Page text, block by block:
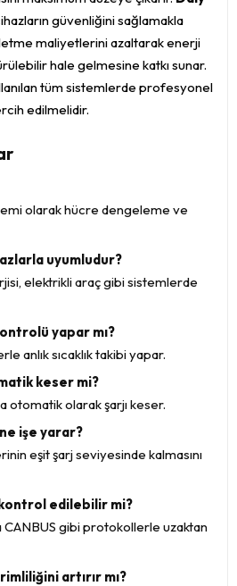
güvenliğini sağlamakla
maliyetlerini azaltarak enerji
hale gelmesine katkı sunar.
tüm sistemlerde profesyonel
edilmelidir.
olarak hücre dengeleme ve
uyumludur?
elektrikli araç gibi sistemlerde
yapar mı?
anlık sıcaklık takibi yapar.
keser mi?
otomatik olarak şarjı keser.
işe yarar?
eşit şarj seviyesinde kalmasını
edilebilir mi?
gibi protokollerle uzaktan
artırır mı?